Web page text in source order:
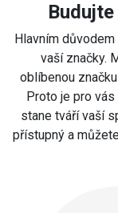
Hlavním
vaší značky.
oblíbenou
Proto je pro
stane tváří vaší
přístupný a